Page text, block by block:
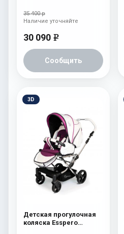
35 400 р
30 090 e
Сообщить
Наличие уточняйте
3D
Детская прогулочная
коляска Esspero